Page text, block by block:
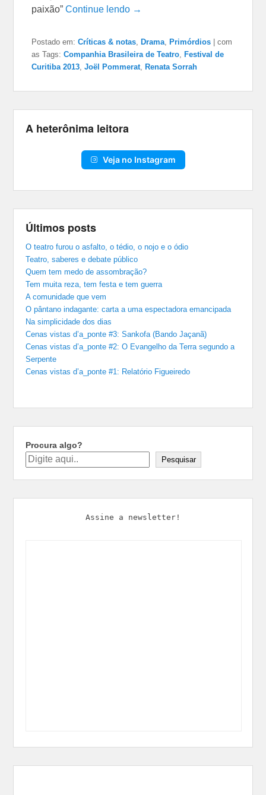
paixão”Continue lendo →
Postado em: Críticas & notas ,Drama ,Primórdios |com
as Tags: Companhia Brasileira de Teatro ,Festival de
Curitiba 2013 ,Joël Pommerat ,Renata Sorrah
A heterônima leitora
Veja no Instagram
Últimos posts
O teatro furou o asfalto, o tédio, o nojo e o ódio
Teatro, saberes e debate público
Quem tem medo de assombração?
Tem muita reza, tem festa e tem guerra
A comunidade que vem
O pântano indagante: carta a uma espectadora emancipada
Na simplicidade dos dias
Cenas vistas d’a_ponte #3: Sankofa (Bando Jaçanã)
Cenas vistas d’a_ponte #2: O Evangelho da Terra segundo a
Serpente
Cenas vistas d’a_ponte #1: Relatório Figueiredo
Procura algo?
Pesquisar
Assine a newsletter!